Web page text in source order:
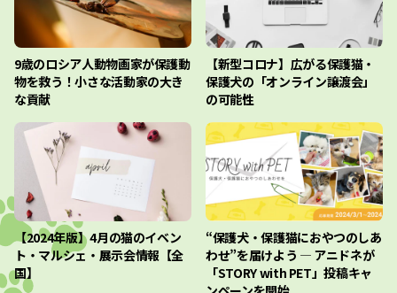
9歳のロシア人動物画家が保護動
物を救う！小さな活動家の大き
な貢献
【新型コロナ】広がる保護猫・
保護犬の「オンライン譲渡会」
の可能性
【2024年版】4月の猫のイベン
ト・マルシェ・展示会情報【全
国】
“保護犬・保護猫におやつのしあ
わせ”を届けよう ― アニドネが
「STORY with PET」投稿キャ